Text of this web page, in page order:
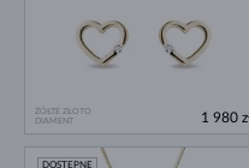
ŻÓŁTE ZŁOTO
DIAMENT
1 980
DOSTĘPNE